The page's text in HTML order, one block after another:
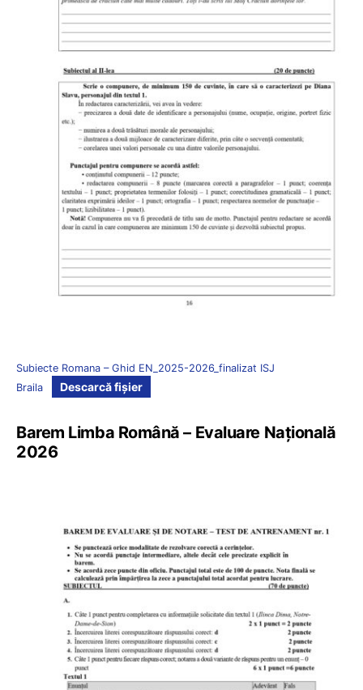
Subiecte Romana – Ghid EN_2025-2026_finalizat ISJ
Braila
Descarcă fișier
Barem Limba Română – Evaluare Națională
2026